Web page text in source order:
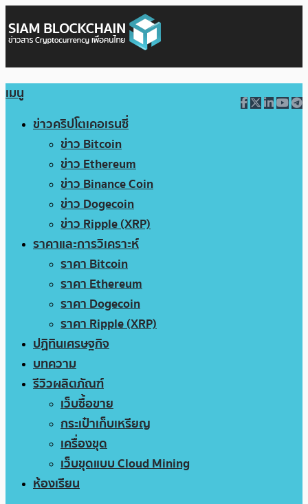
เมนู
ข่าวคริปโตเคอเรนซี่
ข่าว Bitcoin
ข่าว Ethereum
ข่าว Binance Coin
ข่าว Dogecoin
ข่าว Ripple (XRP)
ราคาและการวิเคราะห์
ราคา Bitcoin
ราคา Ethereum
ราคา Dogecoin
ราคา Ripple (XRP)
ปฏิทินเศรษฐกิจ
บทความ
รีวิวผลิตภัณฑ์
เว็บซื้อขาย
กระเป๋าเก็บเหรียญ
เครื่องขุด
เว็บขุดแบบ Cloud Mining
ห้องเรียน